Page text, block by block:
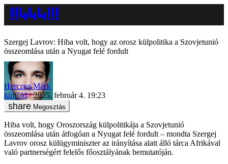
Szergej Lavrov: Hiba volt, hogy az orosz külpolitika a Szovjetunió
összeomlása után a Nyugat felé fordult
Herczeg Márk
külföld
2025. február 4. 19:23
Megosztás
Hiba volt, hogy Oroszország külpolitikája a Szovjetunió
összeomlása után átfogóan a Nyugat felé fordult – mondta Szergej
Lavrov orosz külügyminiszter az irányítása alatt álló tárca Afrikával
való partnerségért felelős főosztályának bemutatóján.